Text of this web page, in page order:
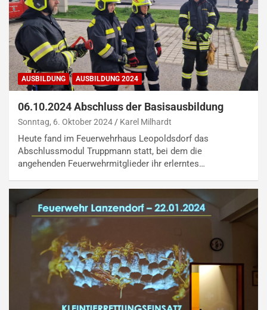
AUSBILDUNG AUSBILDUNG 2024
06.10.2024 Abschluss der Basisausbildung
Sonntag, 6. Oktober 2024 Karel Milhardt
Heute fand im Feuerwehrhaus Leopoldsdorf das
Abschlussmodul Truppmann statt, bei dem die
angehenden Feuerwehrmitglieder ihr erlerntes…